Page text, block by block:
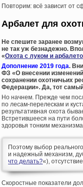
Повторим: всё зависит от
Арбалет для
Не спешите заранее
не так уж безнадежно.
«Охота с луком и
Дополнение 2019 года.
ФЗ «О внесении
сохранении охотничьих
Федерации». Да, тот
Но начнем. Прежде чем
по лесам-перелескам и
результативная охота
Встретившееся на пути
здоровья тонким
Поэтому выбор
и надежный механизм,
что делать?«),
Скоростные показатели